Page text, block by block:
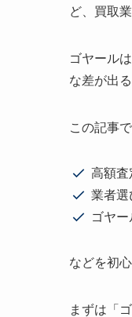
ど、買取
ゴヤール
な差が出
この記事
高額査
業者選
ゴヤ
などを初
まずは「